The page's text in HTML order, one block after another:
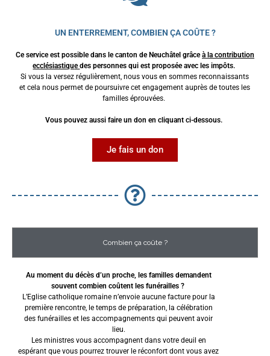
UN ENTERREMENT, COMBIEN ÇA COÛTE ?
Ce service est possible dans le canton de Neuchâtel grâceà la contribution
ecclésiastiquedes personnes qui est proposée avec les impôts.
Si vous la versez régulièrement, nous vous en sommes reconnaissants
et cela nous permet de poursuivre cet engagement auprès de toutes les
familles éprouvées.
Vous pouvez aussi faire un don en cliquant ci-dessous.
Je fais un don
Combien ça coûte ?
Au moment du décès d’un proche, les familles demandent
souvent combien coûtent les funérailles ?
L’Eglise catholique romaine n’envoie aucune facture pour la
première rencontre, le temps de préparation, la célébration
des funérailles et les accompagnements qui peuvent avoir
lieu.
Les ministres vous accompagnent dans votre deuil en
espérant que vous pourrez trouver le réconfort dont vous avez